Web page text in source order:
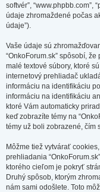
softvér”, “www.phpbb.com”,
údaje zhromaždené počas
údaje”).
Vaše údaje sú
“OnkoForum.sk” spôsobí,
malé textové súbory, ktoré
internetový prehliadač
informáciu na identifikáciu
informáciu na identifikáciu
ktoré Vám automaticky
keď zobrazíte témy na
témy už boli zobrazené, čím
Môžme tiež vytvárať
prehliadania
ktorého cieľom je pokryť
Druhý spôsob, ktorým
nám sami odošlete. Toto